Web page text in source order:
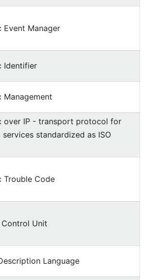
Event Manager
Identifier
Management
over IP - transport protocol for
standardized as ISO
Trouble Code
Unit
Language